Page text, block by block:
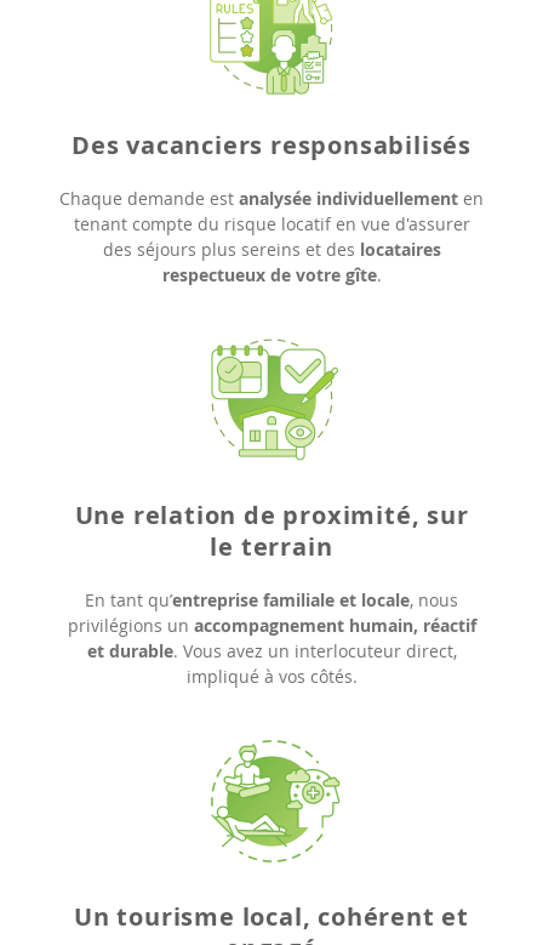
Des vacanciers responsabilisés
Chaque demande est analysée individuellement en
tenant compte du risque locatif en vue d'assurer
des séjours plus sereins et des locataires
respectueux de votre gîte.
Une relation de proximité, sur
le terrain
En tant qu’entreprise familiale et locale, nous
privilégions un accompagnement humain, réactif
et durable. Vous avez un interlocuteur direct,
impliqué à vos côtés.
Un tourisme local, cohérent et